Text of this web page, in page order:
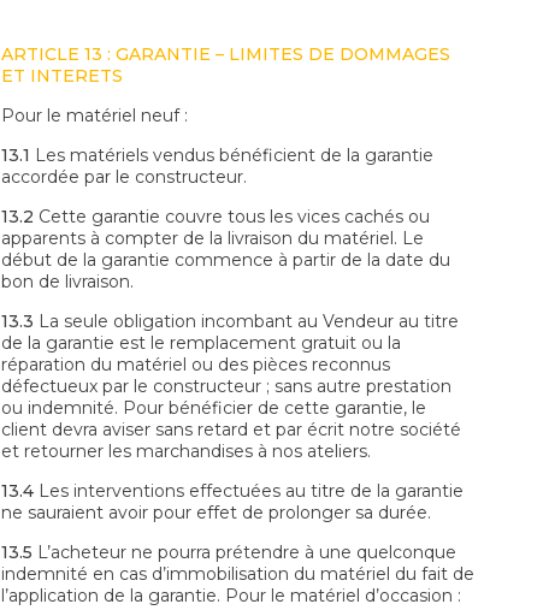
ARTICLE 13 : GARANTIE – LIMITES DE DOMMAGES
ET INTERETS
Pour le matériel neuf :
13.1 Les matériels vendus bénéficient de la garantie
accordée par le constructeur.
13.2 Cette garantie couvre tous les vices cachés ou
apparents à compter de la livraison du matériel. Le
début de la garantie commence à partir de la date du
bon de livraison.
13.3 La seule obligation incombant au Vendeur au titre
de la garantie est le remplacement gratuit ou la
réparation du matériel ou des pièces reconnus
défectueux par le constructeur ; sans autre prestation
ou indemnité. Pour bénéficier de cette garantie, le
client devra aviser sans retard et par écrit notre société
et retourner les marchandises à nos ateliers.
13.4 Les interventions effectuées au titre de la garantie
ne sauraient avoir pour effet de prolonger sa durée.
13.5 L’acheteur ne pourra prétendre à une quelconque
indemnité en cas d’immobilisation du matériel du fait de
l’application de la garantie. Pour le matériel d’occasion :